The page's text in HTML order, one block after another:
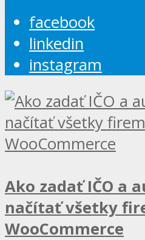
facebook
linkedin
instagram
Ako zadať IČO a
načítať všetky
WooCommerce